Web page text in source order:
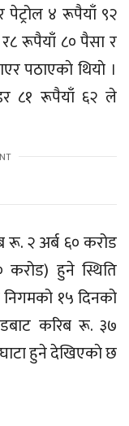
४ रूपैयाँ ९२
रूपैयाँ ८० पैसा र
पठाएकाे थियाे ।
८१ रूपैयाँ ६२ ले
२ अर्ब ६० करोड
करोड) हुने स्थिति
१५ दिनको
करिब रू. ३७
हुने देखिएकाे छ